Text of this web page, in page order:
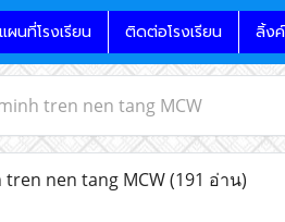
แผนที่โรงเรียน ติดต่อโรงเรียน ลิ้งค์
tren nen tang MCW
nen tang MCW(191 อ่าน)